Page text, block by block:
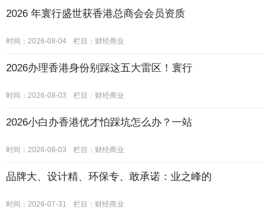
2026 年寰行盛世获香港总商会会员资质
时间：2026-08-04 栏目： 财经商业
2026办理香港身份别踩这五大雷区！寰行
时间：2026-08-03 栏目： 财经商业
2026小白办香港优才怕踩坑怎么办？一站
时间：2026-08-03 栏目： 财经商业
品牌大、设计精、环保专、敢承诺：业之峰的
时间：2026-07-31 栏目： 财经商业